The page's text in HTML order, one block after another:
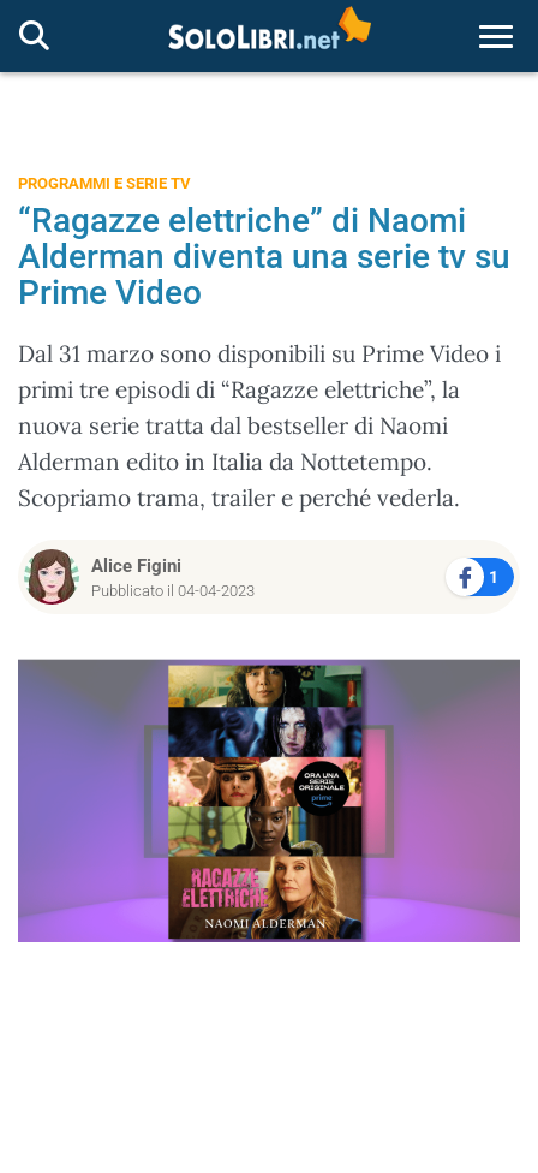
PROGRAMMI E SERIE TV
“Ragazze elettriche” di Naomi
Alderman diventa una serie tv su
Prime Video
Dal 31 marzo sono disponibili su Prime Video i
primi tre episodi di “Ragazze elettriche”, la
nuova serie tratta dal bestseller di Naomi
Alderman edito in Italia da Nottetempo.
Scopriamo trama, trailer e perché vederla.
Alice Figini
Pubblicato il 04-04-2023
1